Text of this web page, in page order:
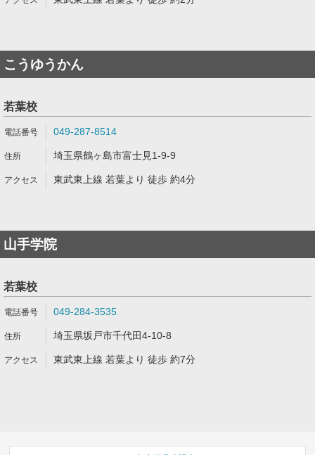
こうゆうかん
若葉校
049-287-8514
埼玉県鶴ヶ島市富士見1-9-9
東武東上線 若葉より 徒歩 約4分
山手学院
若葉校
049-284-3535
埼玉県坂戸市千代田4-10-8
東武東上線 若葉より 徒歩 約7分